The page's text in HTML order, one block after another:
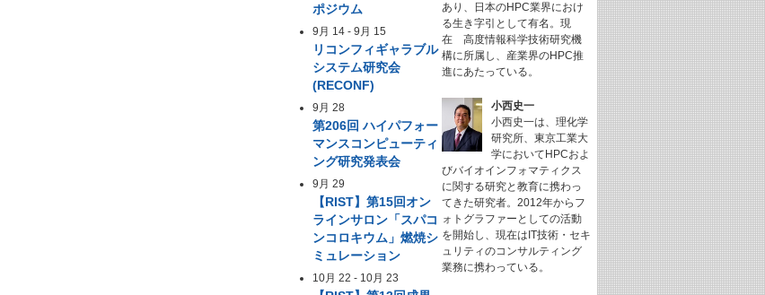
ポジウム
9月 14 -9月 15
リコンフィギャラブル
システム研究会
(RECONF)
9月 28
第206回 ハイパフォー
マンスコンピューティ
ング研究発表会
9月 29
【RIST】第15回オン
ラインサロン「スパコ
ンコロキウム」燃焼シ
ミュレーション
10月 22 - 10月 23
あり、日本のHPC業界におけ
る生き字引として有名。現
在 高度情報科学技術研究機
構に所属し、産業界のHPC推
進にあたっている。
小西史一
小西史一は、理化学
研究所、東京工業大
学においてHPCおよ
びバイオインフォマティクス
に関する研究と教育に携わっ
てきた研究者。2012年からフ
ォトグラファーとしての活動
を開始し、現在はIT技術・セキ
ュリティのコンサルティング
業務に携わっている。